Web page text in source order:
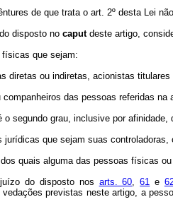
de que trata o art. 2º desta Lei
disposto no caput deste artigo,
físicas que sejam:
diretas ou indiretas, acionistas
companheiros das pessoas referidas na
o segundo grau, inclusive por
jurídicas que sejam suas
dos quais alguma das pessoas físicas
do disposto nos arts. 60,61 e
previstas neste artigo, a